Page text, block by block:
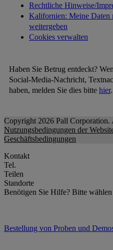
Rechtliche Hinweise/
Kalifornien: Meine Daten
weitergeben
Cookies verwalten
Haben Sie Betrug entdeckt?
Social-Media-Nachricht,
haben, melden Sie dies bitte hier.
Copyright 2026 Pall Corporation.
Nutzungsbedingungen der
Geschäftsbedingungen
Kontakt
Tel.
Teilen
Standorte
Benötigen Sie Hilfe? Bitte
Bestellung von Proben und